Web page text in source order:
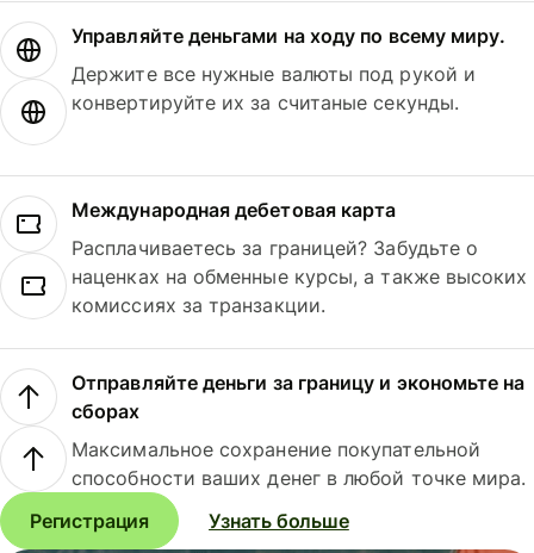
Управляйте деньгами на ходу по всему миру.
Держите все нужные валюты под рукой и
конвертируйте их за считаные секунды.
Международная дебетовая карта
Расплачиваетесь за границей? Забудьте о
наценках на обменные курсы, а также высоких
комиссиях за транзакции.
Отправляйте деньги за границу и экономьте на
сборах
Максимальное сохранение покупательной
способности ваших денег в любой точке мира.
Регистрация
Узнать больше